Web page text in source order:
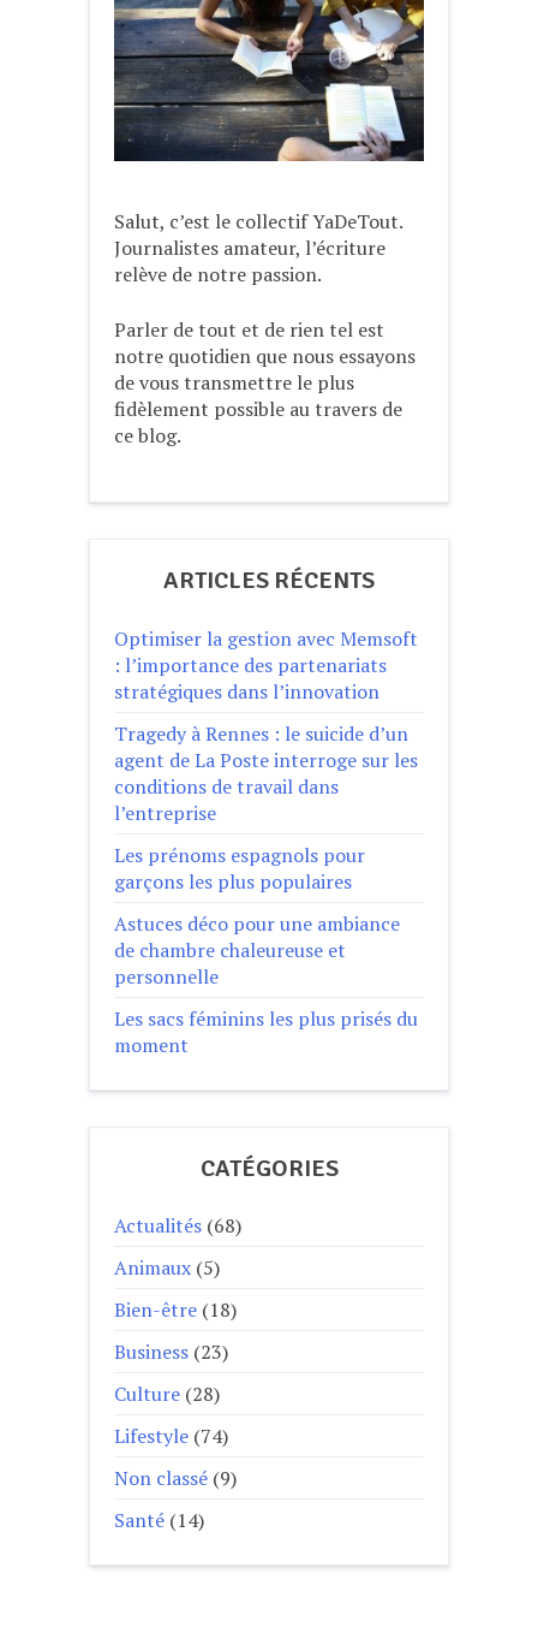
Salut, c’est le collectif YaDeTout.
Journalistes amateur, l’écriture
relève de notre passion.
Parler de tout et de rien tel est
notre quotidien que nous essayons
de vous transmettre le plus
fidèlement possible au travers de
ce blog.
ARTICLES RÉCENTS
Optimiser la gestion avec Memsoft
: l’importance des partenariats
stratégiques dans l’innovation
Tragedy à Rennes : le suicide d’un
agent de La Poste interroge sur les
conditions de travail dans
l’entreprise
Les prénoms espagnols pour
garçons les plus populaires
Astuces déco pour une ambiance
de chambre chaleureuse et
personnelle
Les sacs féminins les plus prisés du
moment
CATÉGORIES
Actualités (68)
Animaux (5)
Bien-être (18)
Business (23)
Culture (28)
Lifestyle (74)
Non classé (9)
Santé (14)